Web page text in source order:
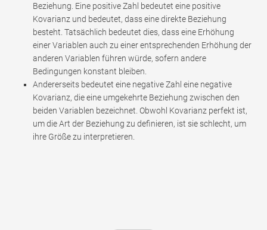
Beziehung. Eine positive Zahl bedeutet eine positive
Kovarianz und bedeutet, dass eine direkte Beziehung
besteht. Tatsächlich bedeutet dies, dass eine Erhöhung
einer Variablen auch zu einer entsprechenden Erhöhung der
anderen Variablen führen würde, sofern andere
Bedingungen konstant bleiben.
Andererseits bedeutet eine negative Zahl eine negative
Kovarianz, die eine umgekehrte Beziehung zwischen den
beiden Variablen bezeichnet. Obwohl Kovarianz perfekt ist,
um die Art der Beziehung zu definieren, ist sie schlecht, um
ihre Größe zu interpretieren.